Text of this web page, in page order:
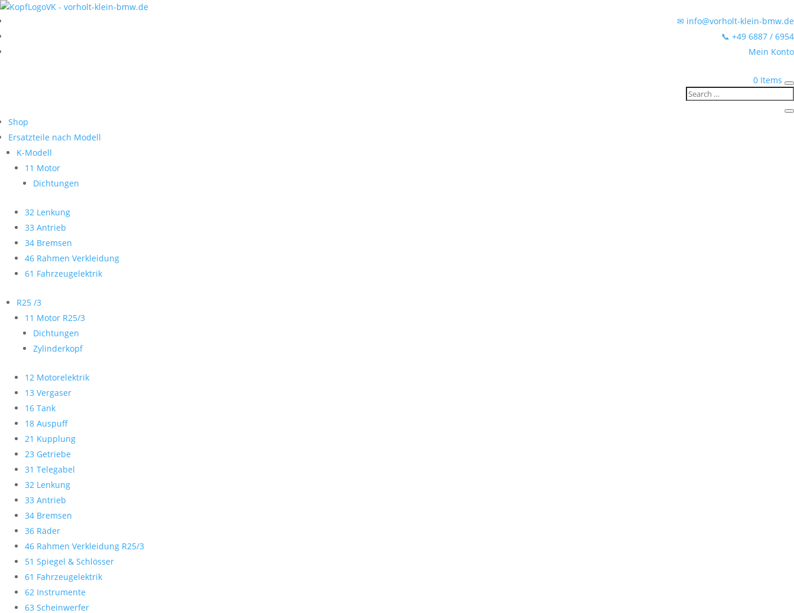
✉ info@vorholt-klein-bmw.de
📞 +49 6887 / 6954
Mein Konto
0 Items
Shop
Ersatzteile nach Modell
K-Modell
11 Motor
Dichtungen
32 Lenkung
33 Antrieb
34 Bremsen
46 Rahmen Verkleidung
61 Fahrzeugelektrik
R25 /3
11 Motor R25/3
Dichtungen
Zylinderkopf
12 Motorelektrik
13 Vergaser
16 Tank
18 Auspuff
21 Kupplung
23 Getriebe
31 Telegabel
32 Lenkung
33 Antrieb
34 Bremsen
36 Räder
46 Rahmen Verkleidung R25/3
51 Spiegel & Schlösser
61 Fahrzeugelektrik
62 Instrumente
63 Scheinwerfer